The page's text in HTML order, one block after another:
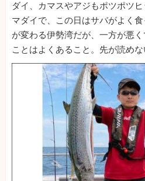
ダイ、カマスやアジもポツポツ
マダイで、この日はサバがよく
が変わる伊勢湾だが、一方が悪
ことはよくあること。先が読め